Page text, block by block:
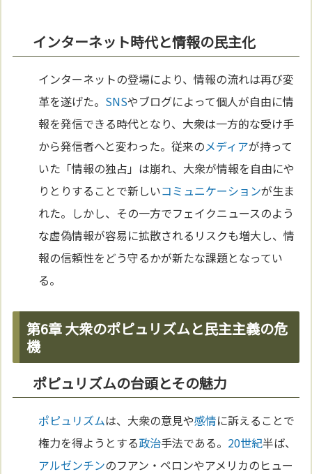
インターネット時代と情報の民主化
インターネットの登場により、情報の流れは再び変
革を遂げた。 SNSやブログによって個人が自由に情
報を発信できる時代となり、大衆は一方的な受け手
から発信者へと変わった。従来のメディアが持って
いた「情報の独占」は崩れ、大衆が情報を自由にや
りとりすることで新しいコミュニケーションが生ま
れた。しかし、その一方でフェイクニュースのよう
な虚偽情報が容易に拡散されるリスクも増大し、情
報の信頼性をどう守るかが新たな課題となってい
る。
第6章 大衆のポピュリズムと民主主義の危
機
ポピュリズムの台頭とその魅力
ポピュリズムは、大衆の意見や感情に訴えることで
権力を得ようとする政治手法である。 20世紀半ば、
アルゼンチンのフアン・ペロンやアメリカのヒュー